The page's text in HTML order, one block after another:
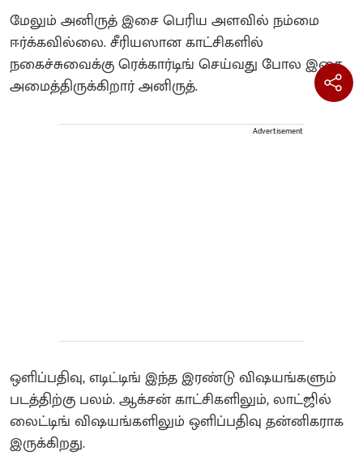
மேலும் அனிருத் இசை பெரிய அளவில் நம்மை
ஈர்க்கவில்லை. சீரியஸான காட்சிகளில்
நகைச்சுவைக்கு ரெக்கார்டிங் செய்வது போல இசை
அமைத்திருக்கிறார் அனிருத்.
Advertisement
ஒளிப்பதிவு, எடிட்டிங் இந்த இரண்டு விஷயங்களும்
படத்திற்கு பலம். ஆக்சன் காட்சிகளிலும், லாட்ஜில்
லைட்டிங் விஷயங்களிலும் ஒளிப்பதிவு தன்னிகராக
இருக்கிறது.